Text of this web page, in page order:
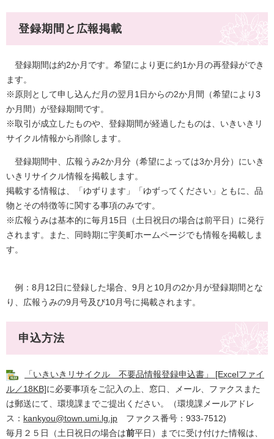
登録期間と広報掲載
登録期間は約2か月です。希望により更に約1か月の再登録ができ
ます。
※原則として申し込んだ月の翌月1日からの2か月間（希望により3
か月間）が登録期間です。
※取引が成立したものや、登録期間が経過したものは、いきいきリ
サイクル情報から削除します。
登録期間中、広報うみ2か月分（希望によっては3か月分）にいき
いきリサイクル情報を掲載します。
掲載する情報は、「ゆずります」「ゆずってください」ともに、品
物とその特徴等に関する事項のみです。
※広報うみは基本的に毎月15日（土日祝日の場合は前平日）に発行
されます。また、同時期に宇美町ホームページでも情報を掲載しま
す。
例：8月12日に登録した場合、9月と10月の2か月が登録期間とな
り、広報うみの9月号及び10月号に掲載されます。
申込方法
「いきいきリサイクル 不要品情報登録申込書」 [Excelファイ
ル／18KB]に必要事項をご記入の上、窓口、メール、ファクスまた
は郵送にて、環境課までご提出ください。（環境課メールアドレ
ス： kankyou@town.umi.lg.jp ファクス番号：933-7512)
毎月２５日（土日祝日の場合は前平日）までに受け付けた情報は、